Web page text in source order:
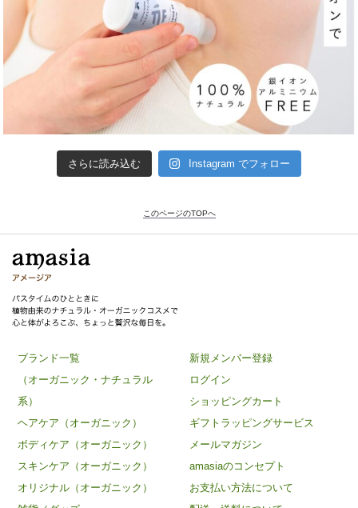
さらに読み込む Instagram でフォロー
このページのTOPへ
ブランド一覧
（オーガニック・ナチュラル
系）
ヘアケア（オーガニック）
ボディケア（オーガニック）
スキンケア（オーガニック）
オリジナル（オーガニック）
新規メンバー登録
ログイン
ショッピングカート
ギフトラッピングサービス
メールマガジン
amasiaのコンセプト
お支払い方法について